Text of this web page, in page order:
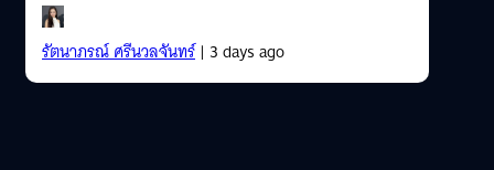
รัตนาภรณ์ ศรีนวลจันทร์| 3 days ago